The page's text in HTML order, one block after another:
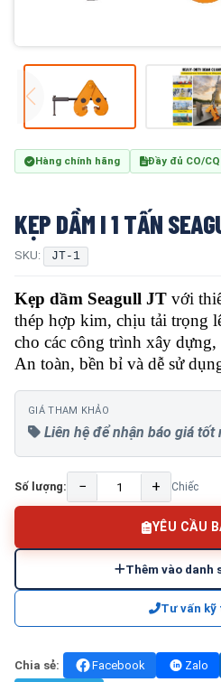
Hàng chính hãng Đầy đủ CO/CQ
KẸP DẦM I 1 TẤN
SKU: JT-1
Kẹp dầm Seagull JT với
thép hợp kim, chịu tải trọng
cho các công trình xây
An toàn, bền bỉ và dễ sử
GIÁ THAM KHẢO
Liên hệ để nhận báo giá tốt
Số lượng: − + Chiếc
YÊU CẦU
Thêm vào danh
Tư vấn kỹ
Chia sẻ: Facebook Zalo